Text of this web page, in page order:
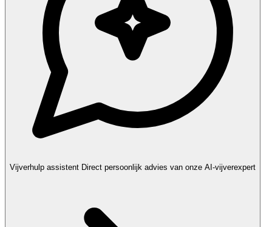
Vijverhulp assistent Direct persoonlijk advies van onze AI-vijverexpert